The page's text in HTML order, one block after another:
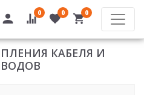
0 0 0
КАБЕЛЯ И